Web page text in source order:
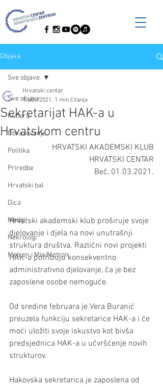
Objava
Sve objave
Kultura
Obrazovanje
Politika
Priredbe
Hrvatski bal
Dica
Mediji
Nekrologi
Metron i MiniMetron
Sve objave
Sekretarijat HAK-a u
Hrvatskom centru
Hrvatski centar
1. ožu 2021. 1 min čitanja
HRVATSKI AKADEMSKI KLUB
HRVATSKI CENTAR
Beč, 01.03.2021.
Hrvatski akademski klub proširuje svoje
djelovanje i djela na novi unutrašnji
struktura društva. Različni novi projekti
HAK-a potribuju konsekventno
administrativno djelovanje, ča je bez
zaposlene osobe nemoguće.
Od sredine februara je Vera Buranić
preuzela funkciju sekretarice HAK-a i će
moći uložiti svoje iskustvo kot bivša
predsjednica HAK-a u učvršćenje novih
strukturov.
Hakovska sekretarica je zaposlena od